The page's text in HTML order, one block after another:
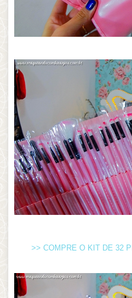
>> COMPRE O KIT DE 32